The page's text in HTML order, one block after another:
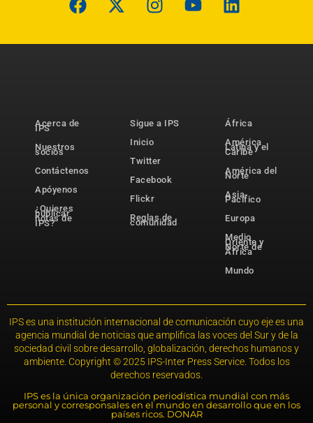
Acerca de
IPS
Nuestros
socios
Contáctenos
Apóyenos
¿Quieres
publicar
notas de
IPS?
Sigue a IPS
Inicio
Twitter
Facebook
Flickr
Reglas de
comunidad
África
América
Latina y el
Caribe
América del
Norte
Asia-
Pacífico
Europa
Medio
Oriente y
Norte de
África
Mundo
IPS es una institución internacional de comunicación cuyo eje es una
agencia mundial de noticias que amplifica las voces del Sur y de la
sociedad civil sobre desarrollo, globalización, derechos humanos y
ambiente. Copyright © 2025 IPS-Inter Press Service. Todos los
derechos reservados.
IPS es la única organización periodística mundial con más
personal y corresponsales en el mundo en desarrollo que en los
países ricos. DONAR